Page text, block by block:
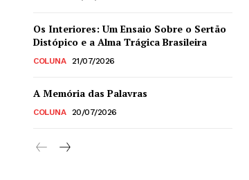
Os Interiores: Um Ensaio Sobre o Sertão
Distópico e a Alma Trágica Brasileira
COLUNA 21/07/2026
A Memória das Palavras
COLUNA 20/07/2026